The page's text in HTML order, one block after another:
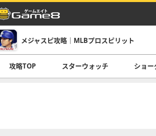
メジャスピ攻略｜MLBプロスピリット
攻略TOP スターウォッチ ショー